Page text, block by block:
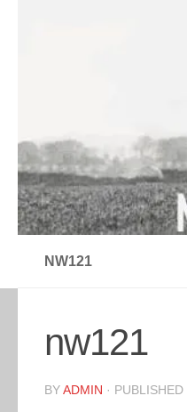
NW121
nw121
BYADMIN · PUBLISHED